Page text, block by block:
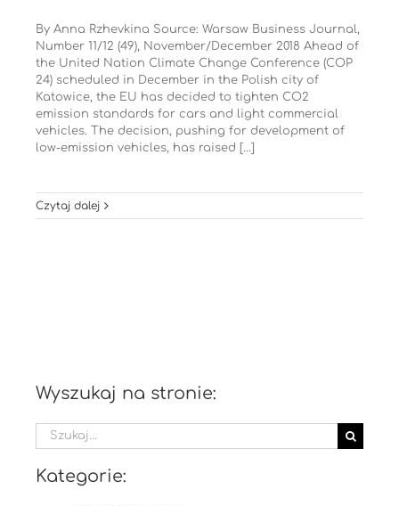
By Anna Rzhevkina Source: Warsaw Business Journal,
Number 11/12 (49), November/December 2018 Ahead of
the United Nation Climate Change Conference (COP
24) scheduled in December in the Polish city of
Katowice, the EU has decided to tighten CO2
emission standards for cars and light commercial
vehicles. The decision, pushing for development of
low-emission vehicles, has raised [...]
Czytaj dalej
Wyszukaj na stronie:
Szukaj
Kategorie: